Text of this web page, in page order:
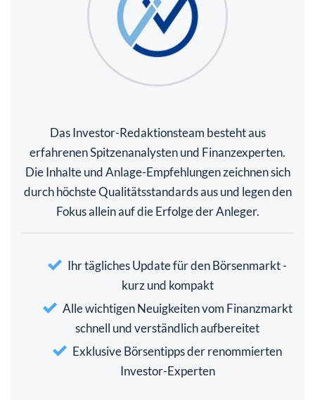
Das Investor-Redaktionsteam besteht aus
erfahrenen Spitzenanalysten und Finanzexperten.
Die Inhalte und Anlage-Empfehlungen zeichnen sich
durch höchste Qualitätsstandards aus und legen den
Fokus allein auf die Erfolge der Anleger.
Ihr tägliches Update für den Börsenmarkt -
kurz und kompakt
Alle wichtigen Neuigkeiten vom Finanzmarkt
schnell und verständlich aufbereitet
Exklusive Börsentipps der renommierten
Investor-Experten